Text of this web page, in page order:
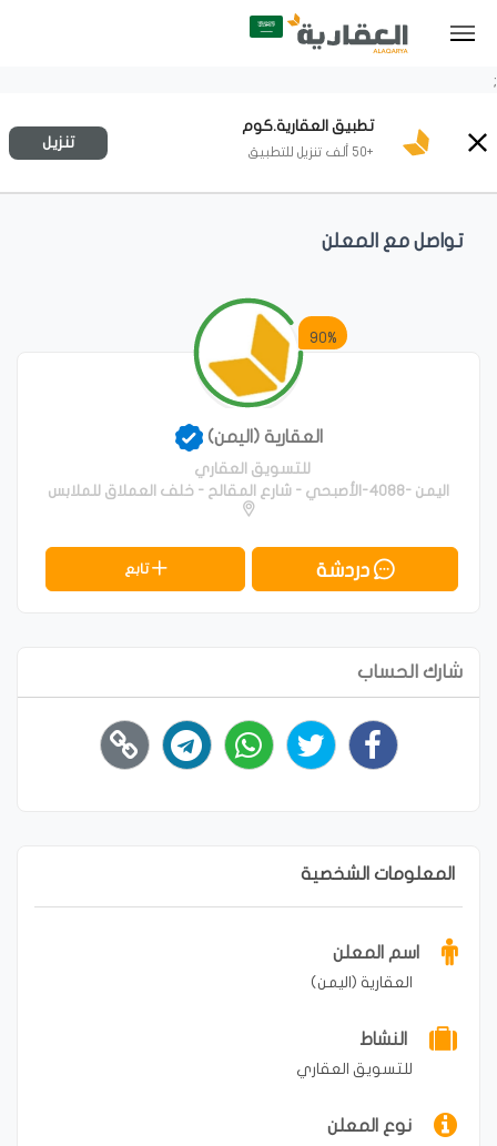
;
تطبيق العقارية.كوم
+50 ألف تنزيل للتطبيق
تنزيل
تواصل مع المعلن
90%
العقارية (اليمن)
للتسويق العقاري
اليمن -4088-الأصبحي - شارع المقالح - خلف العملاق للملابس
دردشة تابع
شارك الحساب
المعلومات الشخصية
اسم المعلن
العقارية (اليمن)
النشاط
للتسويق العقاري
نوع المعلن